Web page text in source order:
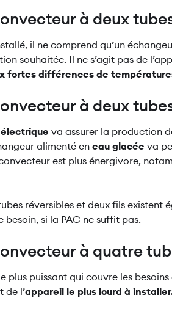
à deux
il ne comprend qu’un
souhaitée. Il ne s’agit pas de
fortes différences de
à deux
va assurer la production
alimenté en eau glacée va
est plus énergivore,
réversibles et deux fils existent
besoin, si la PAC ne suffit pas.
à quatre
plus puissant qui couvre les
de l’appareil le plus lourd à